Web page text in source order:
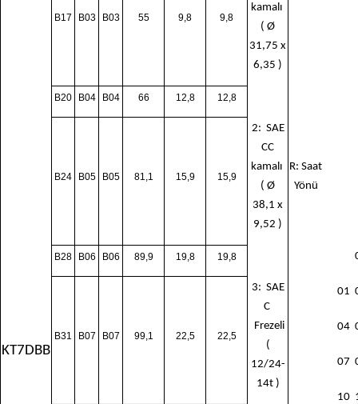
KT7DBB
01
04
07
10
B17 B03 B03 55 9,8 9,8
kamalı
( Ø
31,75 x
6,35 )
B20 B04 B04 66 12,8 12,8
B24 B05 B05 81,1 15,9 15,9
2: SAE
CC
kamalı
( Ø
38,1 x
9,52 )
R: Saat
Yönü
B28 B06 B06 89,9 19,8 19,8
B31 B07 B07 99,1 22,5 22,5
3: SAE
C
Frezeli
(
12/24-
14t )